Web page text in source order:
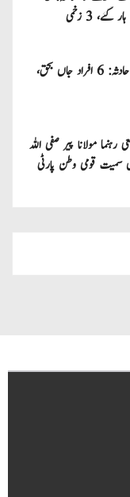
3 زخمی
کرک میں المناک حادثہ: 6 افراد جاں بحق،
مولانا پیر صفی اللہ
سمیت قومی وطن پارٹی